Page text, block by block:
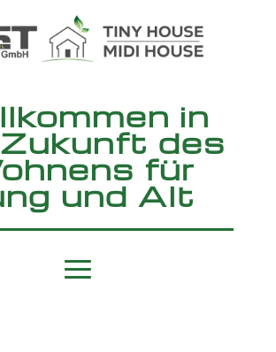
in
des
für
und Alt